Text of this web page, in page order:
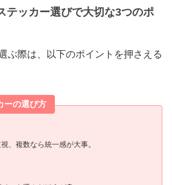
テッカー選びで大切な3つのポ
ぶ際は、以下のポイントを押さえる
ーの選び方
、複数なら統一感が大事。